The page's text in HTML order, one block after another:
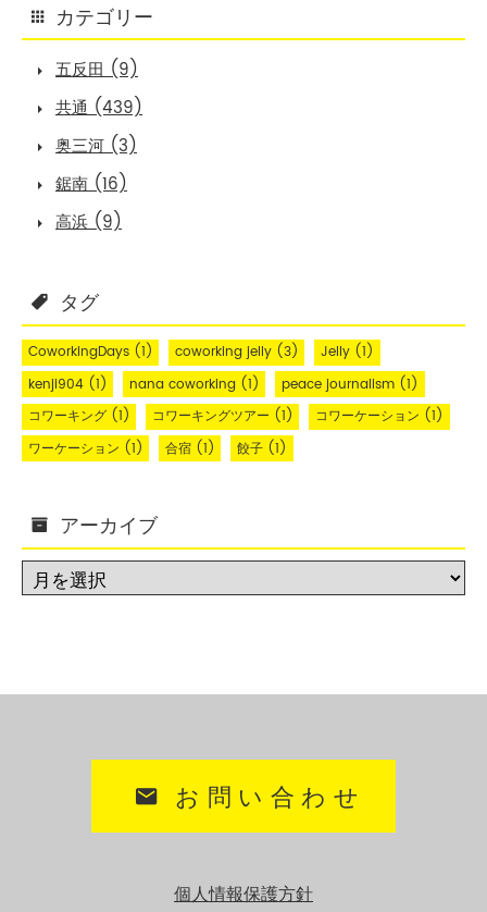
カテゴリー
五反田 (9)
共通 (439)
奥三河 (3)
鋸南 (16)
高浜 (9)
タグ
CoworkingDays(1) coworking jelly(3) Jelly(1)
kenji904(1) nana coworking(1) peace journalism(1)
コワーキング(1) コワーキングツアー (1) コワーケーション (1)
ワーケーション (1) 合宿(1) 餃子(1)
アーカイブ
お問い合わせ
個人情報保護方針